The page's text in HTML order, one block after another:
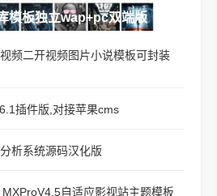
模板独立wap+pc双端版
频二开视频图片小说模板可封装
插件版,对接苹果cms
析系统源码汉化版
自适应影视站主题模板